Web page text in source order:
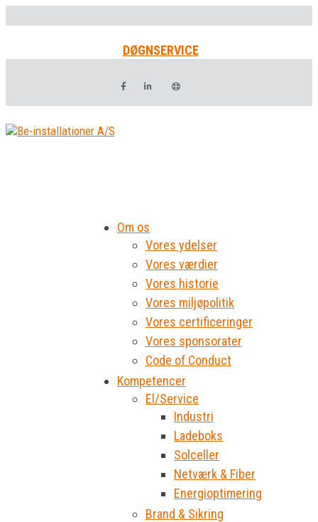
DØGNSERVICE
Om os
Vores ydelser
Vores værdier
Vores historie
Vores miljøpolitik
Vores certificeringer
Vores sponsorater
Code of Conduct
Kompetencer
El/Service
Industri
Ladeboks
Solceller
Netværk & Fiber
Energioptimering
Brand & Sikring